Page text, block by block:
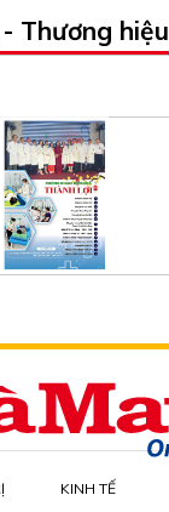
Thương hiệu
KINH TẾ